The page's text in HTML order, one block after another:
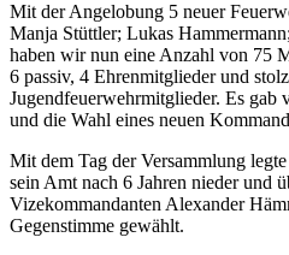
Mit der Angelobung 5 neuer
Manja Stüttler; Lukas
haben wir nun eine Anzahl von 75
6 passiv, 4 Ehrenmitglieder und
Jugendfeuerwehrmitglieder. Es gab
und die Wahl eines neuen
Mit dem Tag der Versammlung
sein Amt nach 6 Jahren nieder und
Vizekommandanten Alexander
Gegenstimme gewählt.